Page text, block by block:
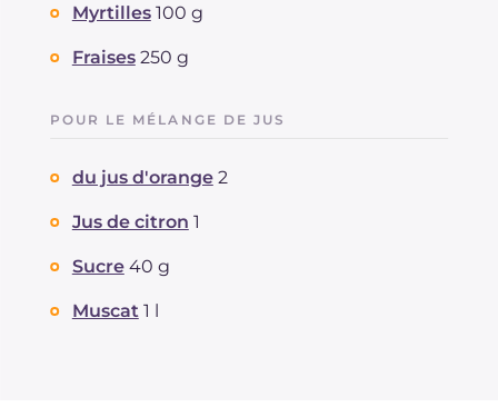
Myrtilles 100 g
Fraises 250 g
POUR LE MÉLANGE DE JUS
du jus d'orange 2
Jus de citron 1
Sucre 40 g
Muscat 1 l